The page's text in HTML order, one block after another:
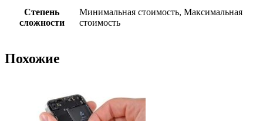
Степень
сложности
Минимальная стоимость, Максимальная
стоимость
Похожие